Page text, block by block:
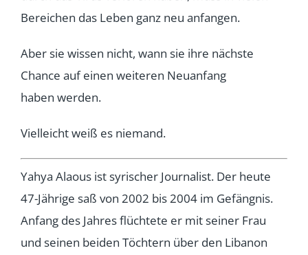
Bereichen das Leben ganz neu anfangen.
Aber sie wissen nicht, wann sie ihre nächste
Chance auf einen weiteren Neuanfang
haben werden.
Vielleicht weiß es niemand.
Yahya Alaous ist syrischer Journalist. Der heute
47-Jährige saß von 2002 bis 2004 im Gefängnis.
Anfang des Jahres flüchtete er mit seiner Frau
und seinen beiden Töchtern über den Libanon